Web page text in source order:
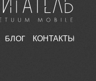
КОНТАКТЫ
БЛОГ